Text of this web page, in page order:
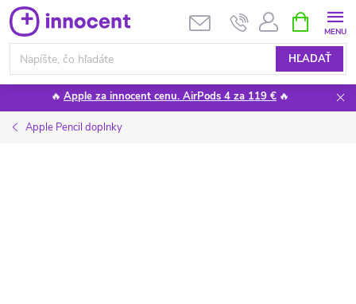
Prejsť
na
obsah
HĽADAŤ
KOŠÍK
🔥 Apple za innocent cenu. AirPods 4 za 119 € 🔥
Apple Pencil doplnky